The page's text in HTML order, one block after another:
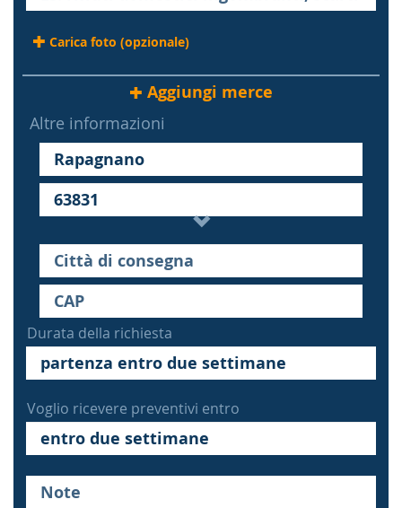
Carica foto (opzionale)
Aggiungi merce
Altre informazioni
Durata della richiesta
Voglio ricevere preventivi entro